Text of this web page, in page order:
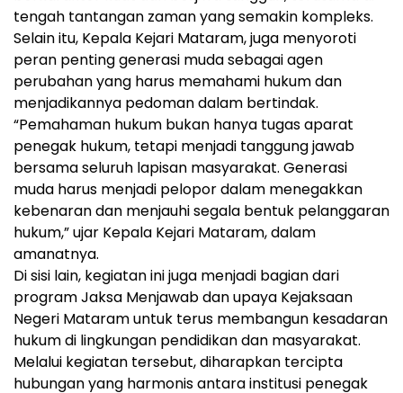
tengah tantangan zaman yang semakin kompleks.
Selain itu, Kepala Kejari Mataram, juga menyoroti
peran penting generasi muda sebagai agen
perubahan yang harus memahami hukum dan
menjadikannya pedoman dalam bertindak.
“Pemahaman hukum bukan hanya tugas aparat
penegak hukum, tetapi menjadi tanggung jawab
bersama seluruh lapisan masyarakat. Generasi
muda harus menjadi pelopor dalam menegakkan
kebenaran dan menjauhi segala bentuk pelanggaran
hukum,” ujar Kepala Kejari Mataram, dalam
amanatnya.
Di sisi lain, kegiatan ini juga menjadi bagian dari
program Jaksa Menjawab dan upaya Kejaksaan
Negeri Mataram untuk terus membangun kesadaran
hukum di lingkungan pendidikan dan masyarakat.
Melalui kegiatan tersebut, diharapkan tercipta
hubungan yang harmonis antara institusi penegak